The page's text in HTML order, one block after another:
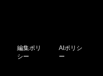
編集ポリ
シー
AIポリシ
ー